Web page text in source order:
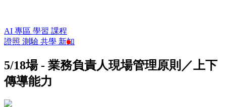
AI 專區 學習 課程
證照 測驗 共學 新知
5/18場 - 業務負責人現場管理原則／上下
傳導能力